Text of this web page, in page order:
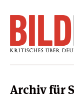
Archiv für